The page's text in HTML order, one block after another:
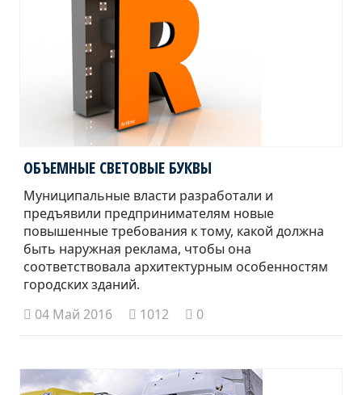
ОБЪЕМНЫЕ СВЕТОВЫЕ БУКВЫ
Муниципальные власти разработали и
предъявили предпринимателям новые
повышенные требования к тому, какой должна
быть наружная реклама, чтобы она
соответствовала архитектурным особенностям
городских зданий.
04 Май 2016
1012 0